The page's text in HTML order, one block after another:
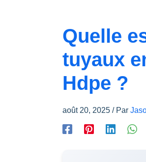
Quelle
tuyaux
Hdpe ?
août 20, 2025 / Par